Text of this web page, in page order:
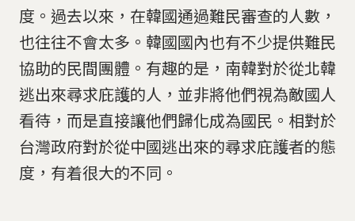
度。過去以來，在韓國通過難民審查的人數，
也往往不會太多。韓國國內也有不少提供難民
協助的民間團體。有趣的是，南韓對於從北韓
逃出來尋求庇護的人，並非將他們視為敵國人
看待，而是直接讓他們歸化成為國民。相對於
台灣政府對於從中國逃出來的尋求庇護者的態
度，有着很大的不同。